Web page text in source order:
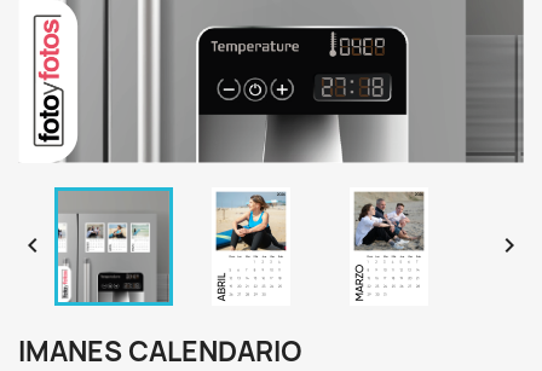
 
IMANES CALENDARIO